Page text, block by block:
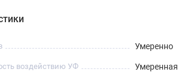
Умеренно
воздействию УФ Умеренная